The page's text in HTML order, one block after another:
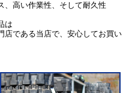
、高い作業性、そして耐久性
は
店である当店で、安心してお買い